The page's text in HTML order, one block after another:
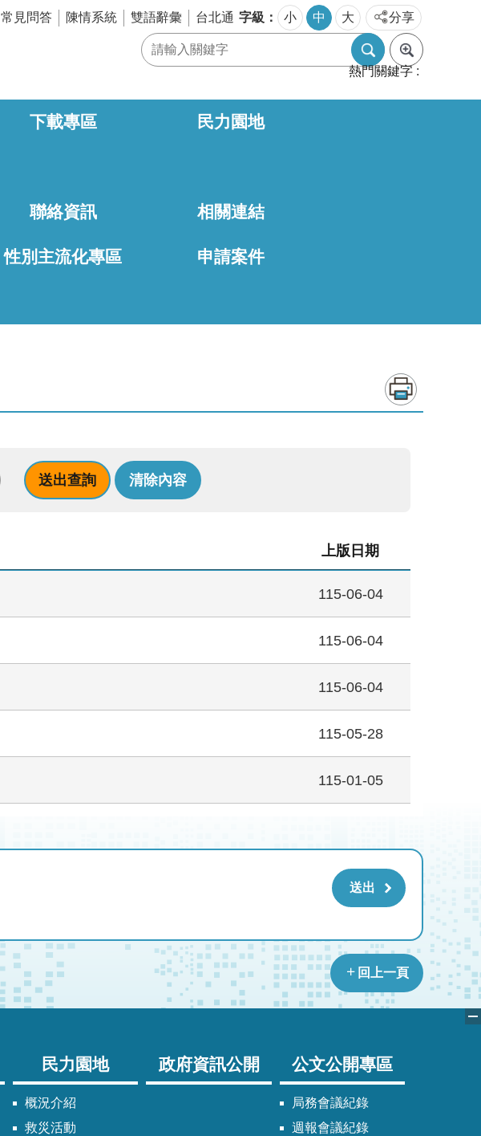
常見問答 陳情系統 雙語辭彙 台北通 字級 小 中 大 分享
熱門關鍵字
下載專區 民力園地
聯絡資訊 相關連結
性別主流化專區 申請案件
上版日期
115-06-04
115-06-04
115-06-04
115-05-28
115-01-05
回上一頁
民力園地
概況介紹
救災活動
政府資訊公開 公文公開專區
局務會議紀錄
週報會議紀錄